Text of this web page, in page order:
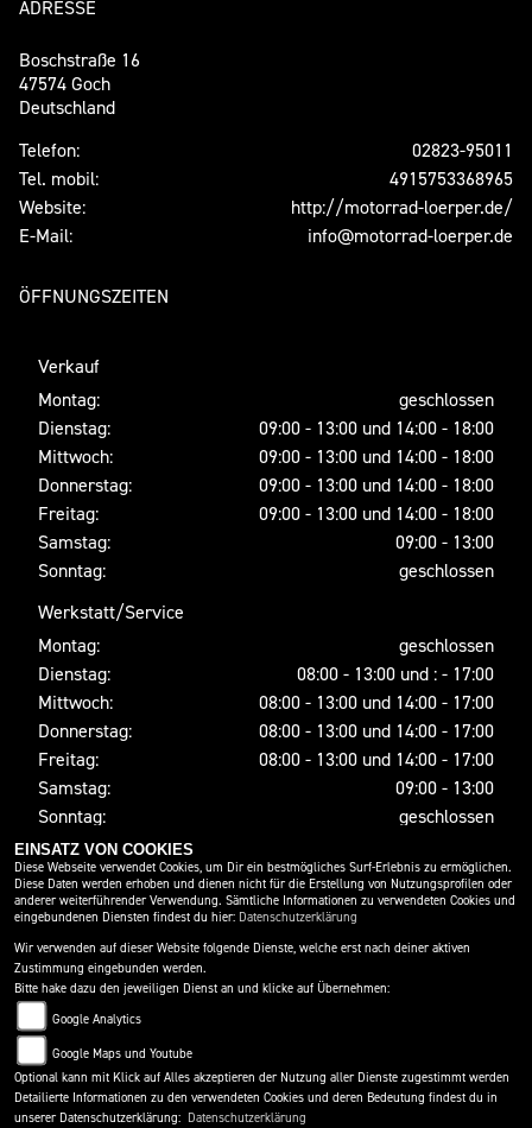
ADRESSE
Boschstraße 16
47574 Goch
Deutschland
Telefon:
02823-95011
Tel. mobil:
4915753368965
Website:
http://motorrad-loerper.de/
E-Mail:
info@motorrad-loerper.de
ÖFFNUNGSZEITEN
Verkauf
Montag:
geschlossen
Dienstag:
09:00 - 13:00 und 14:00 - 18:00
Mittwoch:
09:00 - 13:00 und 14:00 - 18:00
Donnerstag:
09:00 - 13:00 und 14:00 - 18:00
Freitag:
09:00 - 13:00 und 14:00 - 18:00
Samstag:
09:00 - 13:00
Sonntag:
geschlossen
Werkstatt/Service
Montag:
geschlossen
Dienstag:
08:00 - 13:00 und : - 17:00
Mittwoch:
08:00 - 13:00 und 14:00 - 17:00
Donnerstag:
08:00 - 13:00 und 14:00 - 17:00
Freitag:
08:00 - 13:00 und 14:00 - 17:00
Samstag:
09:00 - 13:00
Sonntag:
geschlossen
SOCIAL MEDIA
IMPRESSUM DATENSCHUTZ DISCLAIMER
EINSATZ VON COOKIES
Diese Webseite verwendet Cookies, um Dir ein bestmögliches Surf-Erlebnis zu ermöglichen.
Diese Daten werden erhoben und dienen nicht für die Erstellung von Nutzungsprofilen oder
anderer weiterführender Verwendung. Sämtliche Informationen zu verwendeten Cookies und
eingebundenen Diensten findest du hier: Datenschutzerklärung
Wir verwenden auf dieser Website folgende Dienste, welche erst nach deiner aktiven
Zustimmung eingebunden werden.
Bitte hake dazu den jeweiligen Dienst an und klicke auf Übernehmen:
Google Analytics
Google Maps und Youtube
Optional kann mit Klick auf Alles akzeptieren der Nutzung aller Dienste zugestimmt werden
Detailierte Informationen zu den verwendeten Cookies und deren Bedeutung findest du in
unserer Datenschutzerklärung: Datenschutzerklärung